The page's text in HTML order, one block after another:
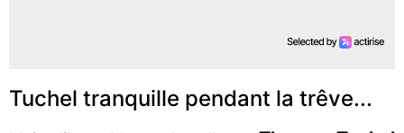
Tuchel tranquille pendant la trêve...